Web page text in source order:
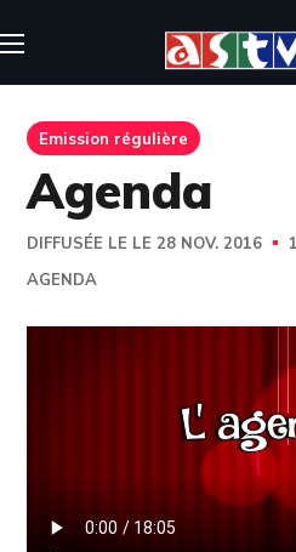
Emission régulière
Agenda
DIFFUSÉE LE LE 28 NOV. 2016
AGENDA